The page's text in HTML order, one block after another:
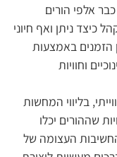
אלפי הורים
כיצד ניתן ואף חיוני
הזמנים באמצעות
וחוויות
בליווי המחשות
שההורים יכלו
העצומה של